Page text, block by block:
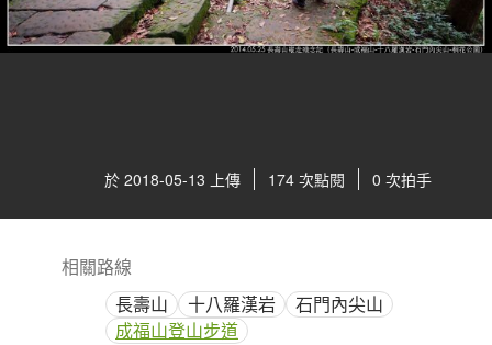
於 2018-05-13 上傳 174 次點閱 0 次拍手
相關路線
長壽山
十八羅漢岩
石門內尖山
成福山登山步道